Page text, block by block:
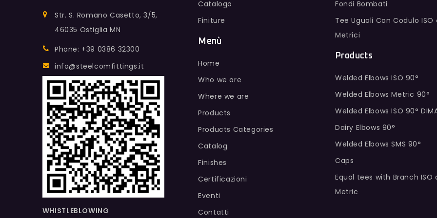
Str. S. Romano Casetto, 3/5,
46035 Ostiglia MN
Phone: +39 0386 32300
info@steelcomfittings.it
WHISTLEBLOWING
Catalogo
Finiture
Menù
Home
Who we are
Where we are
Products
Products Categories
Catalog
Finishes
Certificazioni
Eventi
Contatti
Fondi Bombati
Tee Uguali Con Codulo ISO
Metrici
Products
Welded Elbows ISO 90°
Welded Elbows Metric 90°
Welded Elbows ISO 90°
Dairy Elbows 90°
Welded Elbows SMS 90°
Caps
Equal tees with Branch ISO
Metric